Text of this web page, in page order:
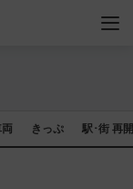
きっぷ 駅･街 再